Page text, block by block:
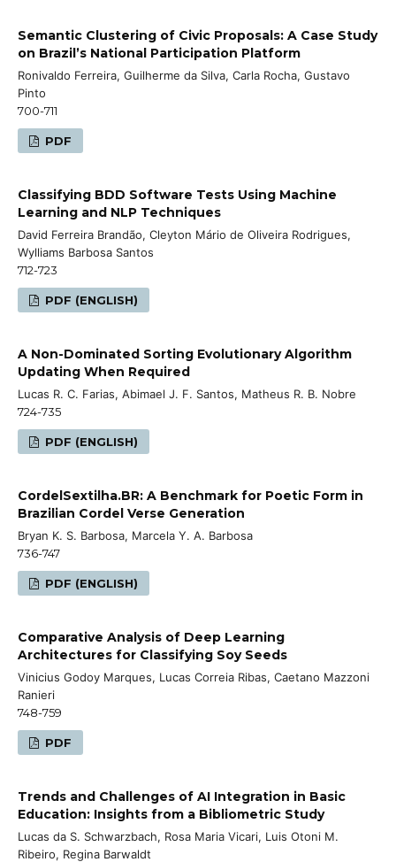
Semantic Clustering of Civic Proposals: A Case Study
on Brazil’s National Participation Platform
Ronivaldo Ferreira, Guilherme da Silva, Carla Rocha, Gustavo
Pinto
700-711
PDF
Classifying BDD Software Tests Using Machine
Learning and NLP Techniques
David Ferreira Brandão, Cleyton Mário de Oliveira Rodrigues,
Wylliams Barbosa Santos
712-723
PDF (ENGLISH)
A Non-Dominated Sorting Evolutionary Algorithm
Updating When Required
Lucas R. C. Farias, Abimael J. F. Santos, Matheus R. B. Nobre
724-735
PDF (ENGLISH)
CordelSextilha.BR: A Benchmark for Poetic Form in
Brazilian Cordel Verse Generation
Bryan K. S. Barbosa, Marcela Y. A. Barbosa
736-747
PDF (ENGLISH)
Comparative Analysis of Deep Learning
Architectures for Classifying Soy Seeds
Vinicius Godoy Marques, Lucas Correia Ribas, Caetano Mazzoni
Ranieri
748-759
PDF
Trends and Challenges of AI Integration in Basic
Education: Insights from a Bibliometric Study
Lucas da S. Schwarzbach, Rosa Maria Vicari, Luis Otoni M.
Ribeiro, Regina Barwaldt